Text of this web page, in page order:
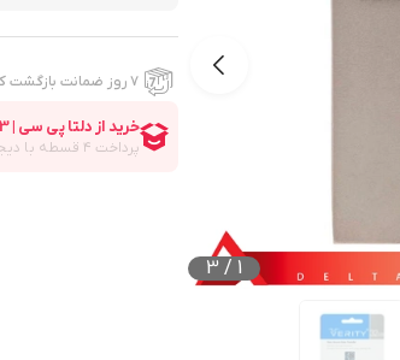
1
/
3
۷ روز ضمانت بازگشت کالا